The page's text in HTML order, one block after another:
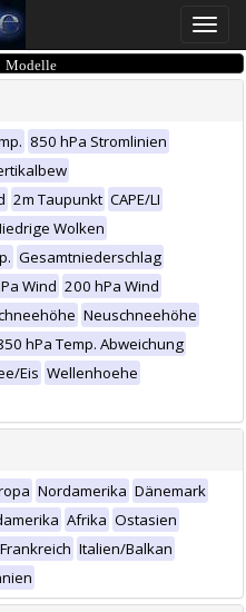
Toggle
850 hPa Stromlinien
2m Taupunkt CAPE/LI
Wolken
Gesamtniederschlag
Wind 200 hPa Wind
Neuschneehöhe
hPa Temp. Abweichung
Eis Wellenhoehe
Nordamerika Dänemark
Afrika Ostasien
Frankreich Italien/Balkan